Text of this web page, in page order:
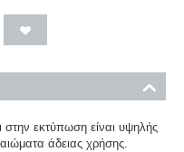
στην εκτύπωση είναι υψηλής
άδειας χρήσης.